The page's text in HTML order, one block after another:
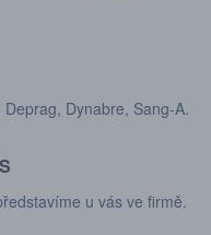
Dynabre, Sang-A.
u vás ve firmě.